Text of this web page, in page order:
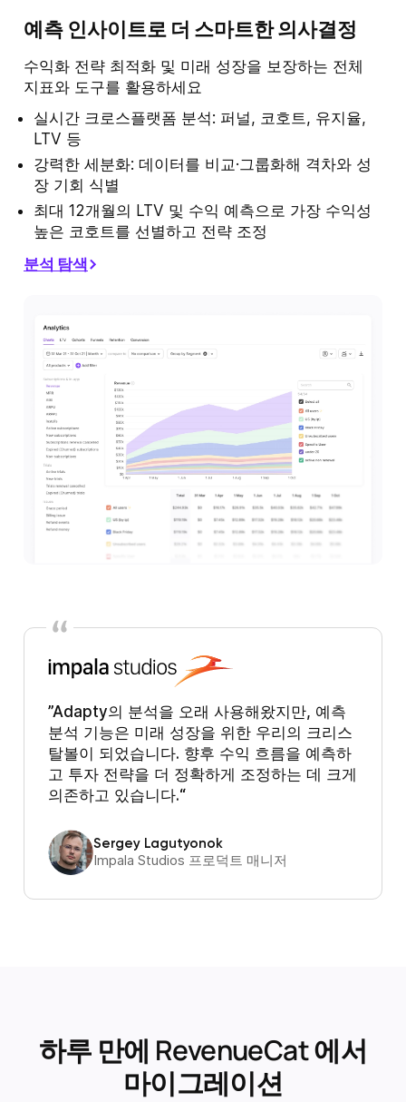
예측 인사이트로 더 스마트한 의사결정
수익화 전략 최적화 및 미래 성장을 보장하는 전체
지표와 도구를 활용하세요
실시간 크로스플랫폼 분석: 퍼널, 코호트, 유지율,
LTV 등
강력한 세분화: 데이터를 비교·그룹화해 격차와 성
장 기회 식별
최대 12개월의 LTV 및 수익 예측으로 가장 수익성
높은 코호트를 선별하고 전략 조정
분석 탐색
Adapty의 분석을 오래 사용해왔지만, 예측
분석 기능은 미래 성장을 위한 우리의 크리스
탈볼이 되었습니다. 향후 수익 흐름을 예측하
고 투자 전략을 더 정확하게 조정하는 데 크게
의존하고 있습니다.
Sergey Lagutyonok
Impala Studios 프로덕트 매니저
하루 만에 RevenueCat 에서
마이그레이션